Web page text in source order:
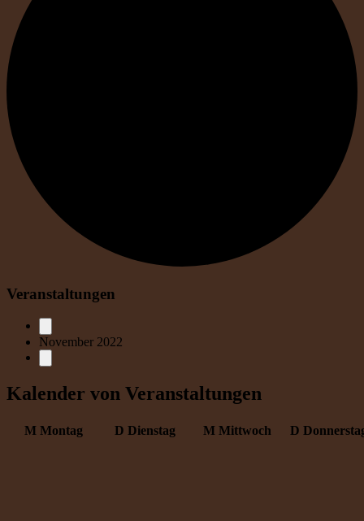
Veranstaltungen
November 2022
Kalender von Veranstaltungen
M Montag D Dienstag M Mittwoch D